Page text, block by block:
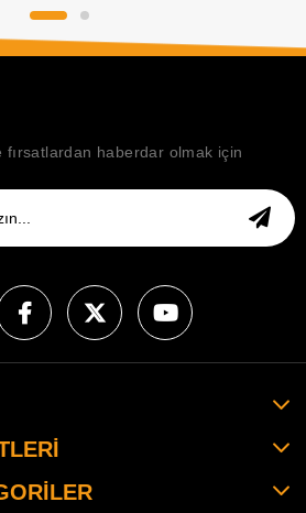
fırsatlardan haberdar olmak için